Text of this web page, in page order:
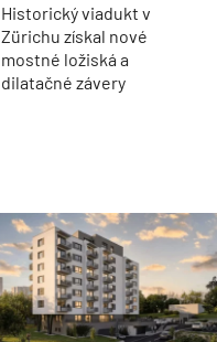
Historický viadukt v
Zürichu získal nové
mostné ložiská a
dilatačné závery